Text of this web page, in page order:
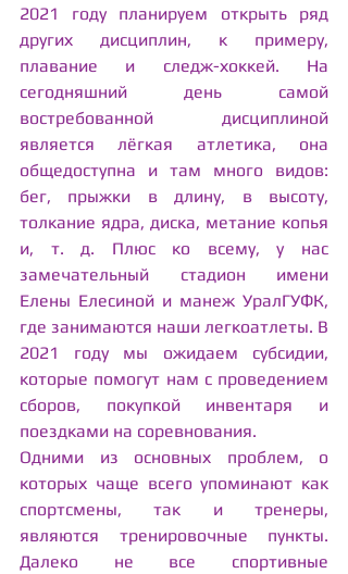
2021 году планируем открыть ряд
других дисциплин, к примеру,
плавание и следж-хоккей. На
сегодняшний день самой
востребованной дисциплиной
является лёгкая атлетика, она
общедоступна и там много видов:
бег, прыжки в длину, в высоту,
толкание ядра, диска, метание копья
и, т. д. Плюс ко всему, у нас
замечательный стадион имени
Елены Елесиной и манеж УралГУФК,
где занимаются наши легкоатлеты. В
2021 году мы ожидаем субсидии,
которые помогут нам с проведением
сборов, покупкой инвентаря и
поездками на соревнования.
Одними из основных проблем, о
которых чаще всего упоминают как
спортсмены, так и тренеры,
являются тренировочные пункты.
Далеко не все спортивные